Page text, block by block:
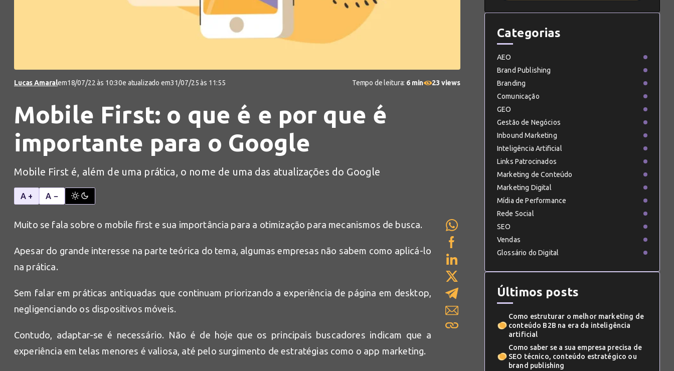
Lucas Amaralem18/07/22 às 10:30e atualizado em31/07/25 às 11:55 Tempo de leitura: 6 min 23 views
Mobile First: o que é e por que é
importante para o Google
Mobile First é, além de uma prática, o nome de uma das atualizações do Google
A + A −
Muito se fala sobre o mobile first e sua importância para a otimização para mecanismos de busca.
Apesar do grande interesse na parte teórica do tema, algumas empresas não sabem como aplicá-lo
na prática.
Sem falar em práticas antiquadas que continuam priorizando a experiência de página em desktop,
negligenciando os dispositivos móveis.
Contudo, adaptar-se é necessário. Não é de hoje que os principais buscadores indicam que a
experiência em telas menores é valiosa, até pelo surgimento de estratégias como o app marketing.
Categorias
AEO
Brand Publishing
Branding
Comunicação
GEO
Gestão de Negócios
Inbound Marketing
Inteligência Artificial
Links Patrocinados
Marketing de Conteúdo
Marketing Digital
Mídia de Performance
Rede Social
SEO
Vendas
Glossário do Digital
Últimos posts
Como estruturar o melhor marketing de
conteúdo B2B na era da inteligência
artificial
Como saber se a sua empresa precisa de
SEO técnico, conteúdo estratégico ou
brand publishing